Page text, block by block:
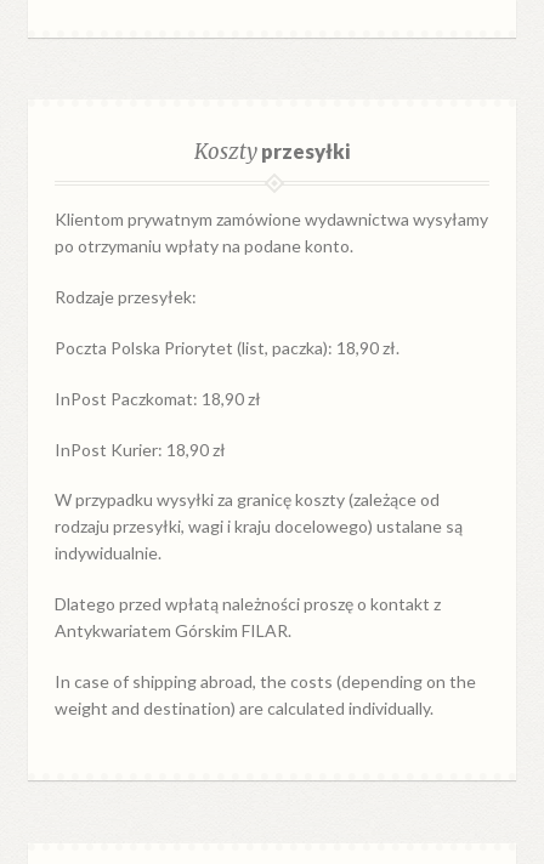
Kosztyprzesyłki
Klientom prywatnym zamówione wydawnictwa wysyłamy
po otrzymaniu wpłaty na podane konto.
Rodzaje przesyłek:
Poczta Polska Priorytet (list, paczka): 18,90 zł.
InPost Paczkomat: 18,90 zł
InPost Kurier: 18,90 zł
W przypadkuwysyłkiza granicękoszty (zależące od
rodzaju przesyłki, wagi i kraju docelowego) ustalane są
indywidualnie.
Dlatego przed wpłatą należności proszę o kontakt z
Antykwariatem Górskim FILAR.
In case of shipping abroad, the costs (depending on the
weight and destination) are calculated individually.